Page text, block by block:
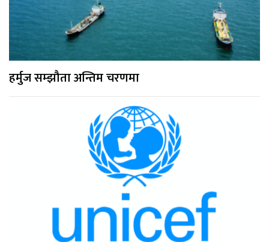
हर्मुज सम्झौता अन्तिम चरणमा